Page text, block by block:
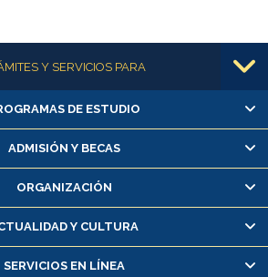
Y SERVICIOS PARA
os y exalumnas/os
Matrícula en línea
y cambio de asignaturas
y certificado de notas
médico y dental
de arancel y crédito alumnos
DE ESTUDIO
ADMISIÓN Y BECAS
ORGANIZACIÓN
Y CULTURA
SERVICIOS EN LÍNEA